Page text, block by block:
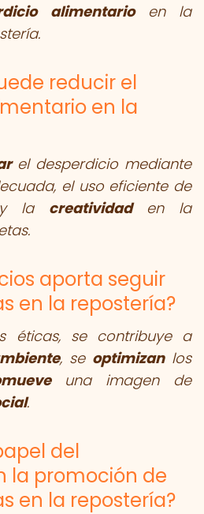
alimentarioen la
reducir el
en la
el desperdicio mediante
el uso eficiente de
y la creatividaden la
aporta seguir
en la repostería?
éticas, se contribuye a
, se optimizanlos
una imagen de
.
del
la promoción de
en la repostería?